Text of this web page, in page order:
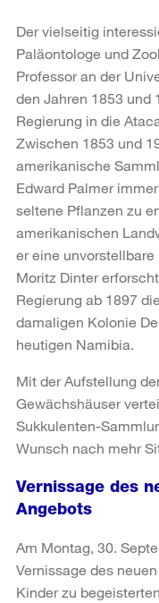
Der vielseitig
Paläontologe und
Professor an der
den Jahren 1853 und
Regierung in die
Zwischen 1853 und
amerikanische
Edward Palmer
seltene Pflanzen zu
amerikanischen
er eine
Moritz Dinter
Regierung ab 1897
damaligen Kolonie
heutigen Namibia.
Mit der Aufstellung
Gewächshäuser
Sukkulenten-
Wunsch nach mehr
Vernissage des
Angebots
Am Montag, 30.
Vernissage des
Kinder zu